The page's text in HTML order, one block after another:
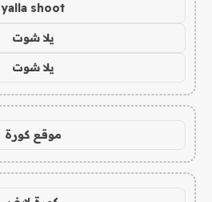
yalla shoot
يلا شوت
يلا شوت
موقع كورة